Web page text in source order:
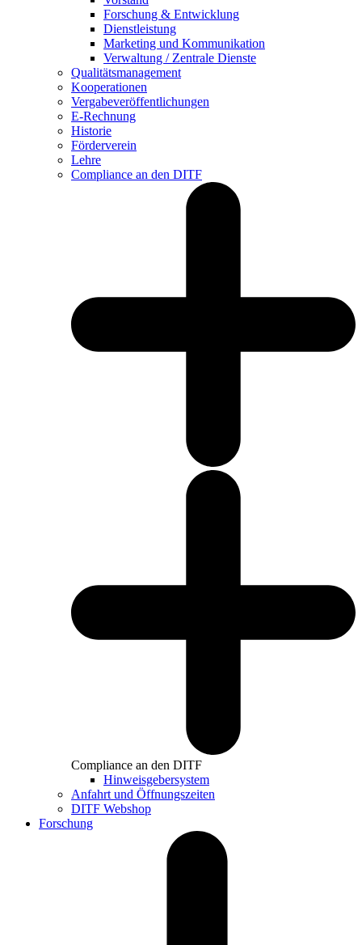
Forschung & Entwicklung
Dienstleistung
Marketing und Kommunikation
Verwaltung / Zentrale Dienste
Qualitätsmanagement
Kooperationen
Vergabeveröffentlichungen
E-Rechnung
Historie
Förderverein
Lehre
Compliance an den DITF
Compliance an den DITF
Hinweisgebersystem
Anfahrt und Öffnungszeiten
DITF Webshop
Forschung